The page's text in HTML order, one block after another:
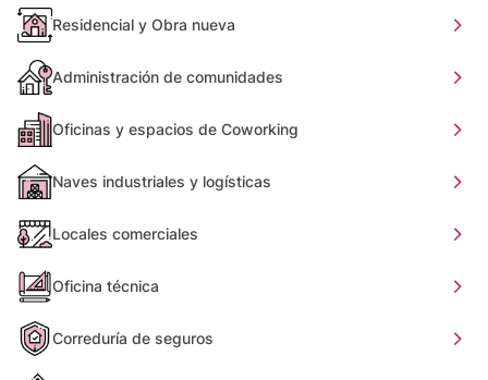
Residencial y Obra nueva
Administración de comunidades
Oficinas y espacios de Coworking
Naves industriales y logísticas
Locales comerciales
Oficina técnica
Correduría de seguros